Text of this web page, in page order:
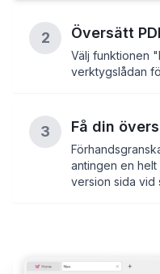
2 Översätt
Välj funktionen
verktygslådan
3 Få din
antingen en
version sida vid